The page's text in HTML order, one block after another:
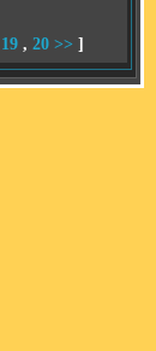
19, 20 >> ]